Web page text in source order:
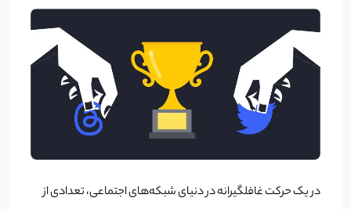
در یک حرکت غافلگیرانه در دنیای شبکه‌های اجتماعی، تعدادی از